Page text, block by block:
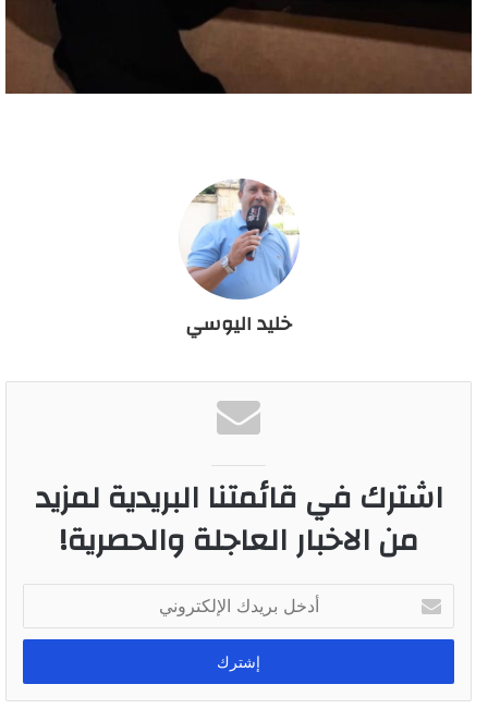
خليد اليوسي
اشترك في قائمتنا البريدية لمزيد
من الاخبار العاجلة والحصرية!
خ
ب